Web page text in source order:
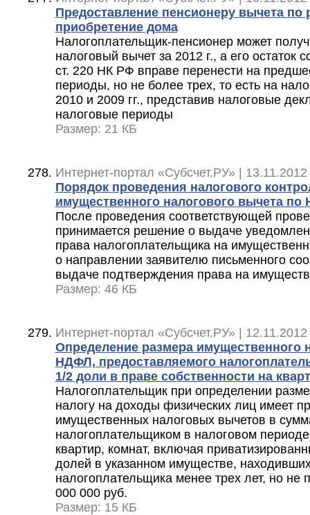
Предоставление пенсионеру вычета по
приобретение дома
Налогоплательщик-пенсионер может
налоговый вычет за 2012 г., а его остаток
ст. 220 НК РФ вправе перенести на
периоды, но не более трех, то есть на
2010 и 2009 гг., представив налоговые
налоговые периоды
Размер: 21 КБ
Интернет-портал «Субсчет.РУ» |
Порядок проведения налогового
имущественного налогового вычета
После проведения соответствующей
принимается решение о выдаче
права налогоплательщика на
о направлении заявителю письменного
выдаче подтверждения права на
Размер: 46 КБ
Интернет-портал «Субсчет.РУ» |
Определение размера имущественного
НДФЛ, предоставляемого
1/2 доли в праве собственности на
Налогоплательщик при определении
налогу на доходы физических лиц имеет
имущественных налоговых вычетов в
налогоплательщиком в налоговом
квартир, комнат, включая
долей в указанном имуществе,
налогоплательщика менее трех лет, но
000 000 руб.
Размер: 15 КБ